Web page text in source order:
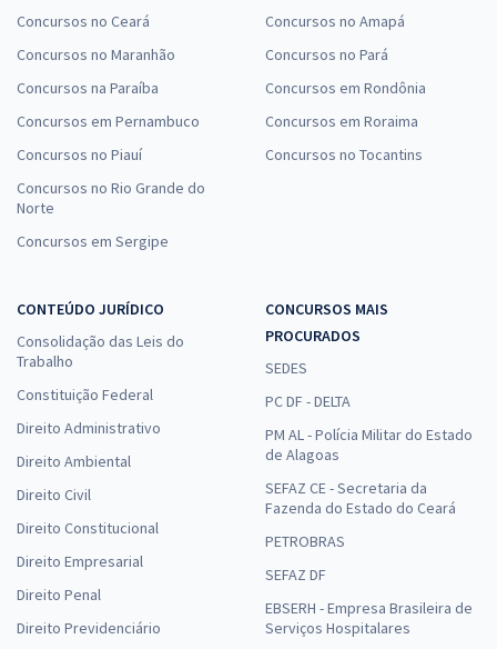
Concursos no Ceará
Concursos no Maranhão
Concursos na Paraíba
Concursos em Pernambuco
Concursos no Piauí
Concursos no Rio Grande do
Norte
Concursos em Sergipe
Concursos no Amapá
Concursos no Pará
Concursos em Rondônia
Concursos em Roraima
Concursos no Tocantins
CONTEÚDO JURÍDICO
Consolidação das Leis do
Trabalho
Constituição Federal
Direito Administrativo
Direito Ambiental
Direito Civil
Direito Constitucional
Direito Empresarial
Direito Penal
Direito Previdenciário
CONCURSOS MAIS
PROCURADOS
SEDES
PC DF - DELTA
PM AL - Polícia Militar do Estado
de Alagoas
SEFAZ CE - Secretaria da
Fazenda do Estado do Ceará
PETROBRAS
SEFAZ DF
EBSERH - Empresa Brasileira de
Serviços Hospitalares